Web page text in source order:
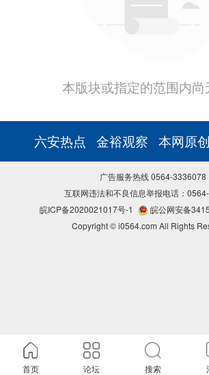
本版块或指定的范围内尚
首页 论坛 搜索
六安热点 金裕观察 本网原创
广告服务热线 0564-3336078
互联网违法和不良信息举报电话：
皖ICP备2020021017号-1
皖公网安备
Copyright © i0564.com All Rights